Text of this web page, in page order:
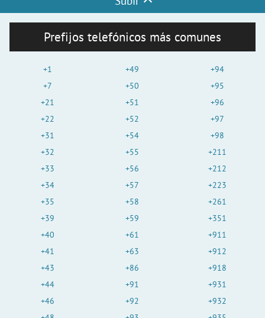
Prefijos telefónicos más comunes
+1
+7
+21
+22
+31
+32
+33
+34
+35
+39
+40
+41
+43
+44
+46
+49
+50
+51
+52
+54
+55
+56
+57
+58
+59
+61
+63
+86
+91
+92
+94
+95
+96
+97
+98
+211
+212
+223
+261
+351
+911
+912
+918
+931
+932